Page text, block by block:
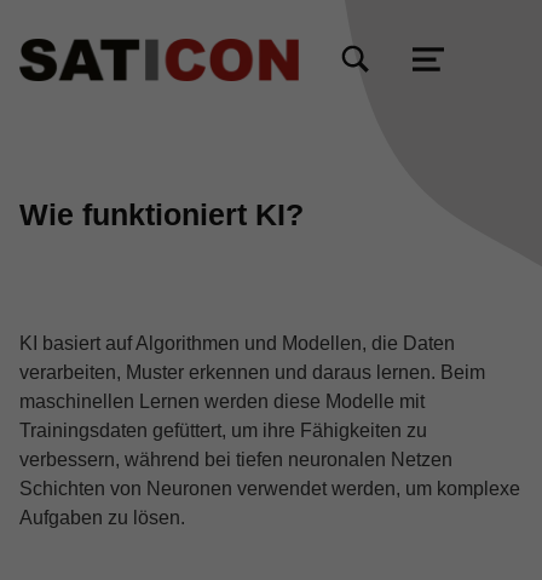
TOGGLE SEARCH FORM MODAL BOX
MENU
Wie funktioniert KI?
KI basiert auf Algorithmen und Modellen, die Daten
verarbeiten, Muster erkennen und daraus lernen. Beim
maschinellen Lernen werden diese Modelle mit
Trainingsdaten gefüttert, um ihre Fähigkeiten zu
verbessern, während bei tiefen neuronalen Netzen
Schichten von Neuronen verwendet werden, um komplexe
Aufgaben zu lösen.